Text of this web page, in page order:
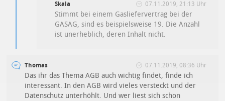
Skala 07.11.2019, 21:13 Uhr
Stimmt bei einem Gasliefervertrag bei der
GASAG, sind es beispielsweise 19. Die Anzahl
ist unerheblich, deren Inhalt nicht.
Thomas 07.11.2019, 08:36 Uhr
Das ihr das Thema AGB auch wichtig findet, finde ich
interessant. In den AGB wird vieles versteckt und der
Datenschutz unterhöhlt. Und wer liest sich schon